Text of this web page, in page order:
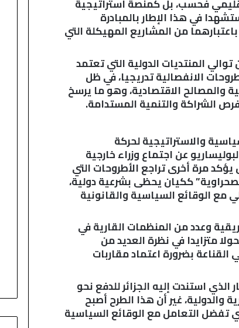
فحسب، بل كمنصة استراتيجية
في هذا الإطار بالمبادرة
من المشاريع المهيكلة التي
المنتديات الدولية التي تعتمد
الانفصالية تدريجيا، في ظل
والمصالح الاقتصادية، وهو ما يرسخ
فرص الشراكة والتنمية المستدامة.
والاستراتيجية لحركة
عن اجتماع وزراء خارجية
مرة أخرى تراجع الأطروحات التي
ككيان يحظى بشرعية دولية،
مع الوقائع السياسية والقانونية
وعدد من المنظمات القارية في
متزايدا في نظرة العديد من
القناعة بضرورة اعتماد مقاربات
استندت إليه الجزائر للدفع نحو
والدولية، غير أن هذا الطرح أصبح
تفضل التعامل مع الوقائع السياسية